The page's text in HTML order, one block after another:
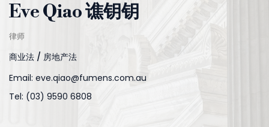
Eve Qiao 谯钥钥
律师
商业法 / 房地产法
Email: eve.qiao@fumens.com.au
Tel: (03) 9590 6808